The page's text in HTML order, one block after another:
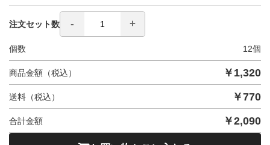
注文セット数
個数 12個
商品金額（税込） ￥ 1,320
送料（税込） ￥770
合計金額 ￥2,090